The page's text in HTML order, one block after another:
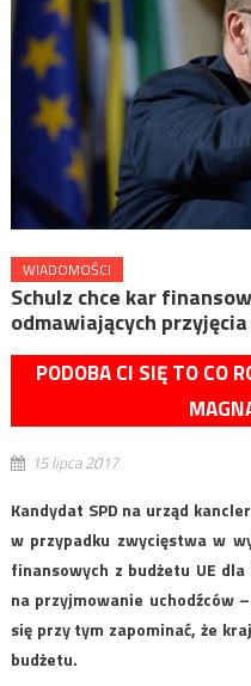
WIADOMOŚCI
Schulz chce kar
odmawiających
PODOBA CI SIĘ TO CO
15 lipca 2017
Kandydat SPD na urząd
w przypadku zwycięstwa w
finansowych z budżetu UE
na przyjmowanie uchodźców
się przy tym zapominać, że
budżetu.